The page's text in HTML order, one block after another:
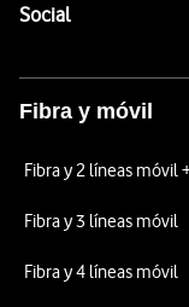
SocialEnlaces a las
Fibra y móvil
Fibra y 2 líneas móvil
Fibra y 3 líneas móvil
Fibra y 4 líneas móvil